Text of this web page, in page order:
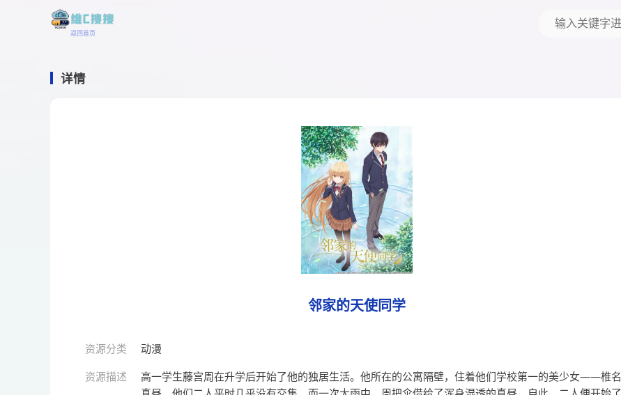
返回首页
详情
邻家的天使同学
资源分类
动漫
资源描述
高一学生藤宫周在升学后开始了他的独居生活。他所在的公寓隔壁，住着他们学校第一的美少女——椎名